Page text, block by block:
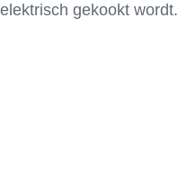
elektrisch gekookt